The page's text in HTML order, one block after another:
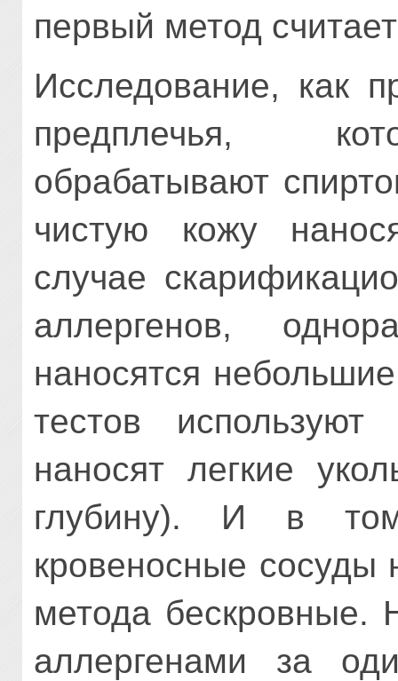
первый метод
Исследование, как
предплечья,
обрабатывают
чистую кожу
случае
аллергенов,
наносятся
тестов
наносят легкие
глубину). И в
кровеносные сосуды
метода бескровные.
аллергенами за